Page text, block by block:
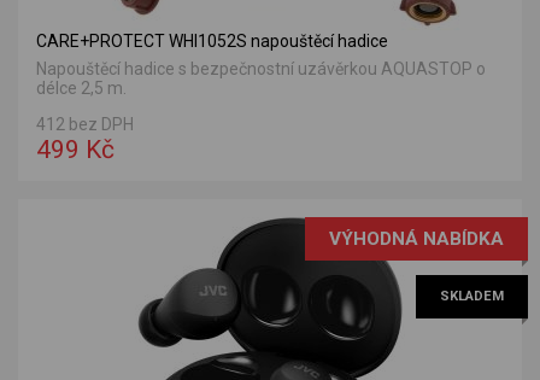
CARE+PROTECT WHI1052S napouštěcí hadice
Napouštěcí hadice s bezpečnostní uzávěrkou AQUASTOP o
délce 2,5 m.
412 bez DPH
499 Kč
VÝHODNÁ NABÍDKA
SKLADEM